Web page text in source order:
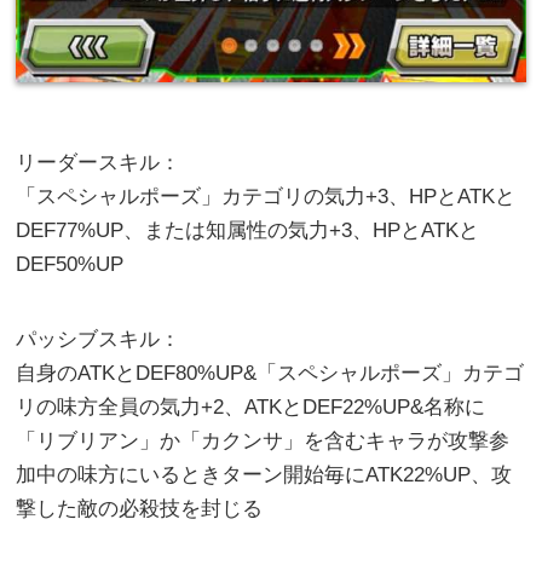
リーダースキル：
「スペシャルポーズ」カテゴリの気力+3、HPとATKと
DEF77%UP、または知属性の気力+3、HPとATKと
DEF50%UP
パッシブスキル：
自身のATKとDEF80%UP&「スペシャルポーズ」カテゴ
リの味方全員の気力+2、ATKとDEF22%UP&名称に
「リブリアン」か「カクンサ」を含むキャラが攻撃参
加中の味方にいるときターン開始毎にATK22%UP、攻
撃した敵の必殺技を封じる